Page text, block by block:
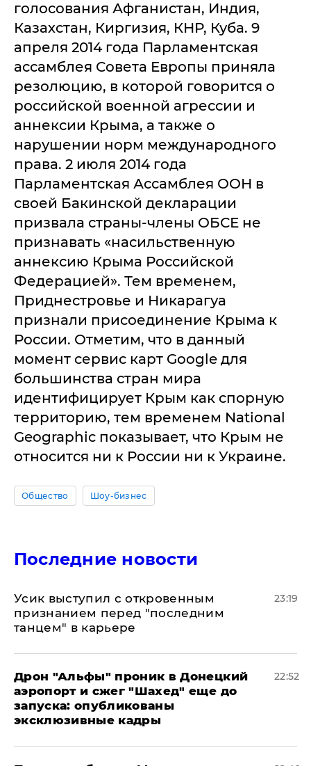
голосования Афганистан, Индия,
Казахстан, Киргизия, КНР, Куба. 9
апреля 2014 года Парламентская
ассамблея Совета Европы приняла
резолюцию, в которой говорится о
российской военной агрессии и
аннексии Крыма, а также о
нарушении норм международного
права. 2 июля 2014 года
Парламентская Ассамблея ООН в
своей Бакинской декларации
призвала страны-члены ОБСЕ не
признавать «насильственную
аннексию Крыма Российской
Федерацией». Тем временем,
Приднестровье и Никарагуа
признали присоединение Крыма к
России. Отметим, что в данный
момент сервис карт Google для
большинства стран мира
идентифицирует Крым как спорную
территорию, тем временем National
Geographic показывает, что Крым не
относится ни к России ни к Украине.
Общество Шоу-бизнес
Последние новости
Усик выступил с откровенным
признанием перед "последним
танцем" в карьере
23:19
Дрон "Альфы" проник в Донецкий
аэропорт и сжег "Шахед" еще до
запуска: опубликованы
эксклюзивные кадры
22:52